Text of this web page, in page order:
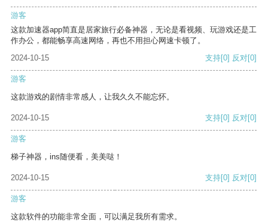
游客
这款加速器app简直是居家旅行必备神器，无论是看视频、玩游戏还是工
作办公，都能畅享高速网络，再也不用担心网速卡顿了。
2024-10-15
支持[0] 反对[0]
游客
这款游戏的剧情非常感人，让我久久不能忘怀。
2024-10-15 支持[0] 反对[0]
游客
梯子神器，ins随便看，美美哒！
2024-10-15 支持[0] 反对[0]
游客
这款软件的功能非常全面，可以满足我所有需求。